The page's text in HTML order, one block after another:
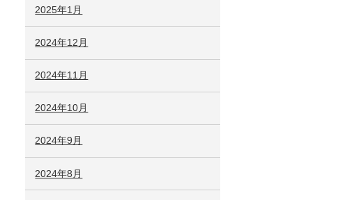
2025年1月
2024年12月
2024年11月
2024年10月
2024年9月
2024年8月